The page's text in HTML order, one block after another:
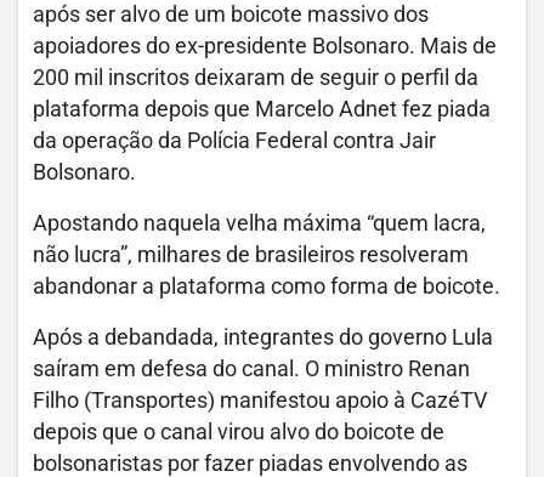
após ser alvo de um boicote massivo dos
apoiadores do ex-presidente Bolsonaro. Mais de
200 mil inscritos deixaram de seguir o perfil da
plataforma depois que Marcelo Adnet fez piada
da operação da Polícia Federal contra Jair
Bolsonaro.
Apostando naquela velha máxima “quem lacra,
não lucra”, milhares de brasileiros resolveram
abandonar a plataforma como forma de boicote.
Após a debandada, integrantes do governo Lula
saíram em defesa do canal. O ministro Renan
Filho (Transportes) manifestou apoio à CazéTV
depois que o canal virou alvo do boicote de
bolsonaristas por fazer piadas envolvendo as